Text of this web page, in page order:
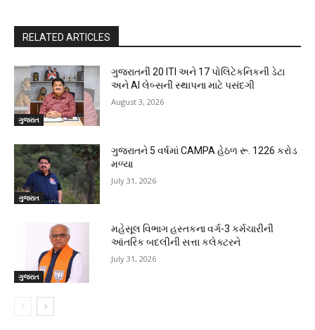
RELATED ARTICLES
ગુજરાત
ગુજરાતની 20 ITI અને 17 પોલિટેકનિકની ડેટા
અને AI લેબ્સની સ્થાપના માટે પસંદગી
August 3, 2026
ગુજરાત
ગુજરાતને 5 વર્ષમાં CAMPA હેઠળ રૂ. 1226 કરોડ
મળ્યા
July 31, 2026
ગુજરાત
મહેસૂલ વિભાગ હસ્તકના વર્ગ-3 કર્મચારીની
આંતરિક બદલીની સત્તા કલેક્ટરને
July 31, 2026